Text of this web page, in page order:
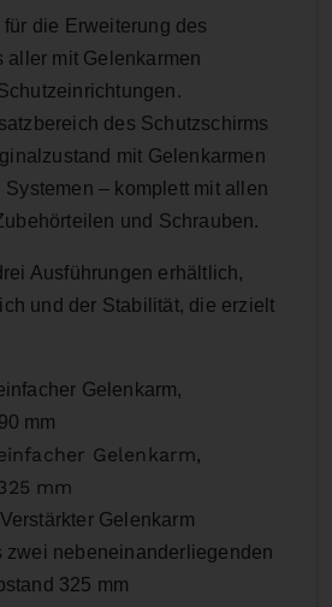
für die Erweiterung des
aller mit Gelenkarmen
des Schutzschirms
mit Gelenkarmen
Systemen – komplett mit allen
und Schrauben.
Ausführungen erhältlich,
und der Stabilität, die erzielt
Gelenkarm,
mm
Gelenkarm,
mm
Verstärkter Gelenkarm
zwei nebeneinanderliegenden
325 mm